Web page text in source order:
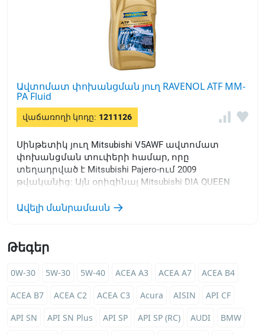
Թեգեր
0W-30 5W-30 5W-40 ACEA A3 ACEA A7
ACEA B4
ACEA B7
ACEA C2 ACEA C3 Acura AISIN
API CF
API SN
API SN Plus API SP API SP (RC) AUDI
BMW
Ավտոմատ փոխանցման յուղ RAVENOL ATF MM-
PA Fluid
վաճառողի կոդը: 1211126
Սինթետիկ յուղ Mitsubishi V5AWF ավտոմատ
փոխանցման տուփերի համար, որը
տեղադրված է Mitsubishi Pajero-ում 2009
թվականից: Այն օրիգինալ Mitsubishi DIA QUEEN
9.55550-AV6։
Ավելի մանրամասն